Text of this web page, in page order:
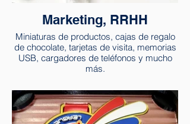
Marketing, RRHH
Miniaturas de productos, cajas de regalo
de chocolate, tarjetas de visita, memorias
USB, cargadores de teléfonos y mucho
más.